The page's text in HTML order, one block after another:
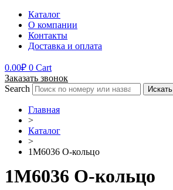
Каталог
О компании
Контакты
Доставка и оплата
0.00₽ 0 Cart
Заказать звонок
Search
Искать
Главная
>
Каталог
>
1M6036 О-кольцо
1M6036 О-кольцо